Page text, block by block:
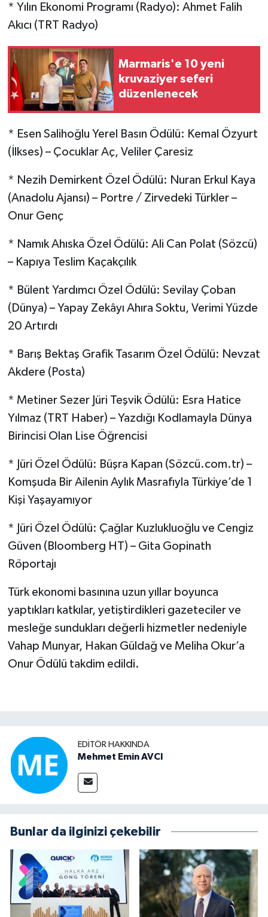
* Yılın Ekonomi Programı (Radyo): Ahmet Falih
Akıcı (TRT Radyo)
Marmaris'e 10 yeni
kruvaziyer seferi
düzenlenecek
* Esen Salihoğlu Yerel Basın Ödülü: Kemal Özyurt
(İlkses) – Çocuklar Aç, Veliler Çaresiz
* Nezih Demirkent Özel Ödülü: Nuran Erkul Kaya
(Anadolu Ajansı) – Portre / Zirvedeki Türkler –
Onur Genç
* Namık Ahıska Özel Ödülü: Ali Can Polat (Sözcü)
– Kapıya Teslim Kaçakçılık
* Bülent Yardımcı Özel Ödülü: Sevilay Çoban
(Dünya) – Yapay Zekâyı Ahıra Soktu, Verimi Yüzde
20 Artırdı
* Barış Bektaş Grafik Tasarım Özel Ödülü: Nevzat
Akdere (Posta)
* Metiner Sezer Jüri Teşvik Ödülü: Esra Hatice
Yılmaz (TRT Haber) – Yazdığı Kodlamayla Dünya
Birincisi Olan Lise Öğrencisi
* Jüri Özel Ödülü: Büşra Kapan (Sözcü.com.tr) –
Komşuda Bir Ailenin Aylık Masrafıyla Türkiye’de 1
Kişi Yaşayamıyor
* Jüri Özel Ödülü: Çağlar Kuzlukluoğlu ve Cengiz
Güven (Bloomberg HT) – Gita Gopinath
Röportajı
Türk ekonomi basınına uzun yıllar boyunca
yaptıkları katkılar, yetiştirdikleri gazeteciler ve
mesleğe sundukları değerli hizmetler nedeniyle
Vahap Munyar, Hakan Güldağ ve Meliha Okur’a
Onur Ödülü takdim edildi.
EDITÖR HAKKINDA
Mehmet Emin AVCI
Bunlar da ilginizi çekebilir